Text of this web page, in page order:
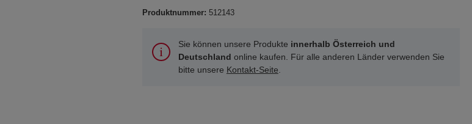
Produktnummer: 512143
Sie können unsere Produkte innerhalb Österreich und
Deutschland online kaufen. Für alle anderen Länder verwenden Sie
bitte unsere Kontakt-Seite.